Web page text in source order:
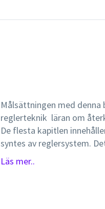
Målsättningen med
reglerteknik  läran om
De flesta kapitlen
syntes av reglersystem. Detta innebär att egenskaper för återkopplade
system som effektiv
Läs mer..